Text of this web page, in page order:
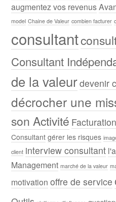
augmentez vos revenus
model Chaine de Valeur combien facturer
consultant
Consultant
de la valeurdevenir
décrocher une
son Activité Facturation
Consultant gérer les risques
client interview consultant
Management marché de la valeur
motivation offre de service